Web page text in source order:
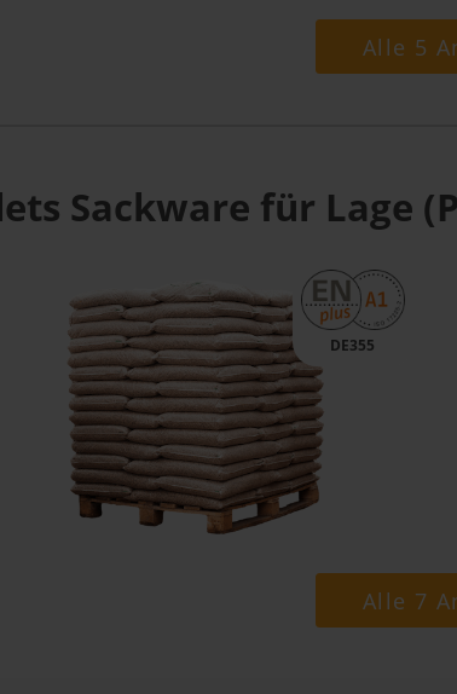
Alle 5
Sackware für Lage
DE355
Alle 7